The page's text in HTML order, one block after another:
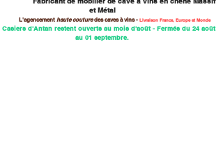
et Métal
L'agencement haute couturedes cavesà vins - Livraison France, Europe et Monde
Casiers d'Antan restent ouverts au mois d'août - Fermés du 24 août
au 01 septembre.